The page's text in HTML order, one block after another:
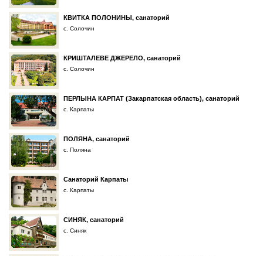
КВИТКА ПОЛОНИНЫ, санаторий
с. Солочин
КРИШТАЛЕВЕ ДЖЕРЕЛО, санаторий
с. Солочин
ПЕРЛЫНА КАРПАТ (Закарпатская область), санаторий
с. Карпаты
ПОЛЯНА, санаторий
с. Поляна
Санаторий Карпаты
с. Карпаты
СИНЯК, санаторий
с. Синяк